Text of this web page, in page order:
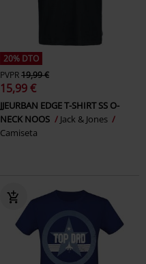
20% DTO
PVPR19,99 €
15,99 €
JJEURBAN EDGE T-SHIRT SS O-
NECK NOOS
Jack & Jones
Camiseta